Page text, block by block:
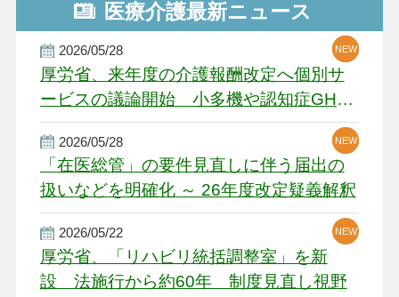
医療介護最新ニュース
2026/05/28
厚労省、来年度の介護報酬改定へ個別サ
ービスの議論開始 小多機や認知症GH、
厳しい経営環境に危機感
NEW
NEW
NEW
2026/05/28
「在医総管」の要件見直しに伴う届出の
扱いなどを明確化 ～ 26年度改定疑義解釈
NEW
NEW
2026/05/22
厚労省、「リハビリ統括調整室」を新
設 法施行から約60年 制度見直し視野
NEW